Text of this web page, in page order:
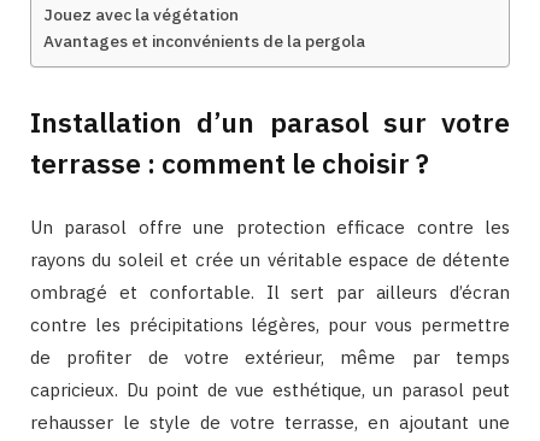
Jouez avec la végétation
Avantages et inconvénients de la pergola
Installation d’un parasol sur votre
terrasse : comment le choisir ?
Un parasol offre une protection efficace contre les
rayons du soleil et crée un véritable espace de détente
ombragé et confortable. Il sert par ailleurs d’écran
contre les précipitations légères, pour vous permettre
de profiter de votre extérieur, même par temps
capricieux. Du point de vue esthétique, un parasol peut
rehausser le style de votre terrasse, en ajoutant une